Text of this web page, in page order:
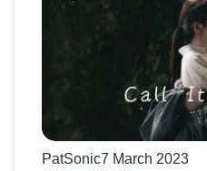
PatSonic7 March 2023